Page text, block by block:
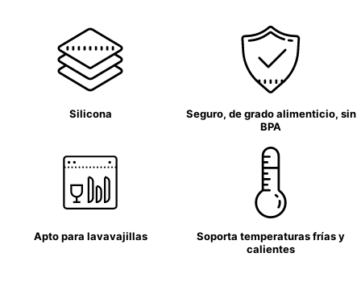
Silicona
Seguro, de grado alimenticio, sin
BPA
Apto para lavavajillas
Soporta temperaturas frías y
calientes